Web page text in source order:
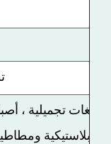
تجميلية ،
بلاستيكية